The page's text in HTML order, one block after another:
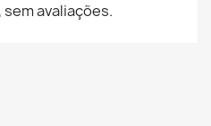
avaliações.